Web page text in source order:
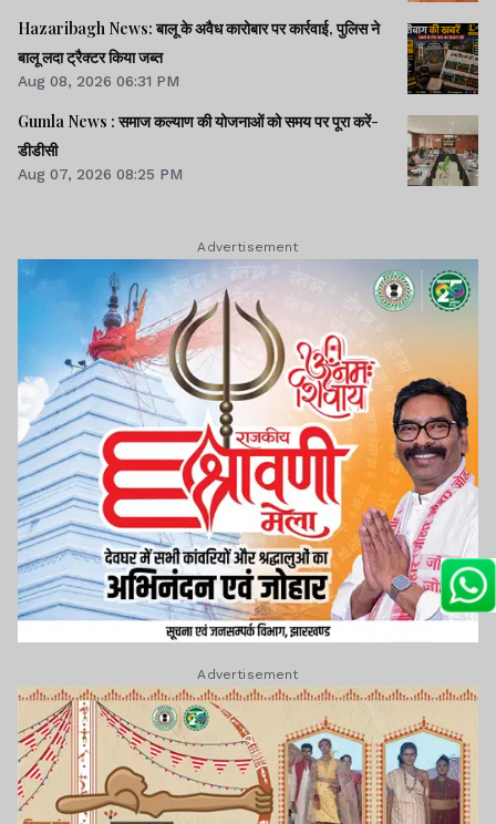
Hazaribagh News: बालू के अवैध कारोबार पर कार्रवाई, पुलिस ने
बालू लदा ट्रैक्टर किया जब्त
Aug 08, 2026 06:31 PM
Gumla News : समाज कल्याण की योजनाओं को समय पर पूरा करें-
डीडीसी
Aug 07, 2026 08:25 PM
Advertisement
Advertisement